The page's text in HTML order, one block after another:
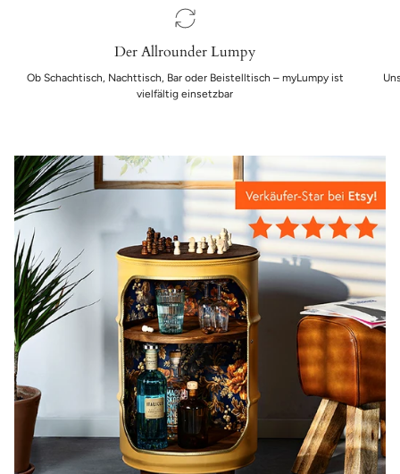
Der Allrounder Lumpy
Ob Schachtisch, Nachttisch, Bar oder Beistelltisch – myLumpy ist
vielfältig einsetzbar